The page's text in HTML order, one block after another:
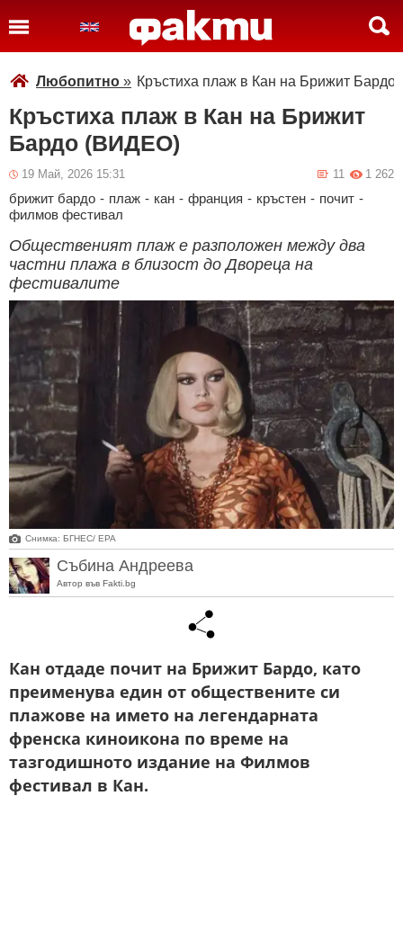
Любопитно » Кръстиха плаж в Кан на Брижит
Кръстиха плаж в Кан на Брижит
Бардо (ВИДЕО)
19 Май, 2026 15:31 1 262
11
брижит бардо - плаж - кан - франция - кръстен - почит -
филмов фестивал
Общественият плаж е разположен между два
частни плажа в близост до Двореца на
фестивалите
Снимка: БГНЕС/ EPA
Събина Андреева
Автор във Fakti.bg
Кан отдаде почит на Брижит Бардо, като
преименува един от обществените си
плажове на името на легендарната
френска киноикона по време на
тазгодишното издание на Филмов
фестивал в Кан.